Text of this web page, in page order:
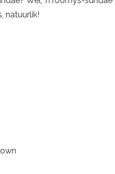
natuurlik!